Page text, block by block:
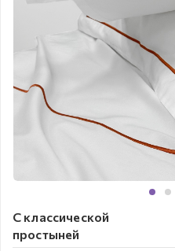
С классической
простыней